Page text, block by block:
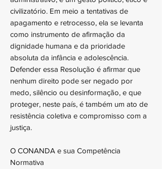
civilizatório. Em meio a tentativas de
apagamento e retrocesso, ela se levanta
como instrumento de afirmação da
dignidade humana e da prioridade
absoluta da infância e adolescência.
Defender essa Resolução é afirmar que
nenhum direito pode ser negado por
medo, silêncio ou desinformação, e que
proteger, neste país, é também um ato de
resistência coletiva e compromisso com a
justiça.
O CONANDA e sua Competência
Normativa